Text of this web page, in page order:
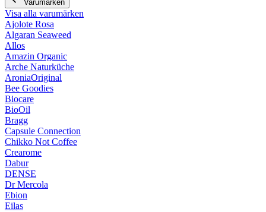
Varumärken
Visa alla varumärken
Ajolote Rosa
Algaran Seaweed
Allos
Amazin Organic
Arche Naturküche
AroniaOriginal
Bee Goodies
Biocare
BioOil
Bragg
Capsule Connection
Chikko Not Coffee
Crearome
Dabur
DENSE
Dr Mercola
Ebion
Eilas